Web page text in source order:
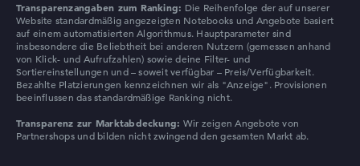
Transparenzangaben zum Ranking: Die Reihenfolge der auf unserer
Website standardmäßig angezeigten Notebooks und Angebote basiert
auf einem automatisierten Algorithmus. Hauptparameter sind
insbesondere die Beliebtheit bei anderen Nutzern (gemessen anhand
von Klick- und Aufrufzahlen) sowie deine Filter- und
Sortiereinstellungen und – soweit verfügbar – Preis/Verfügbarkeit.
Bezahlte Platzierungen kennzeichnen wir als "Anzeige". Provisionen
beeinflussen das standardmäßige Ranking nicht.
Transparenz zur Marktabdeckung: Wir zeigen Angebote von
Partnershops und bilden nicht zwingend den gesamten Markt ab.